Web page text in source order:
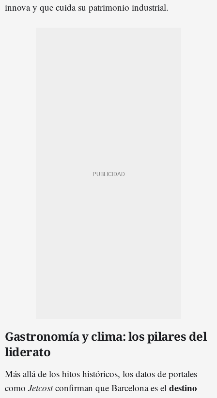
innova y que cuida su patrimonio industrial.
Gastronomía y clima: los pilares del
liderato
Más allá de los hitos históricos, los datos de portales
como Jetcostconfirman que Barcelona es el destino